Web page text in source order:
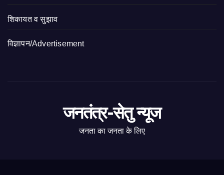
शिकायत व सुझाव
विज्ञापन/Advertisement
जनतंत्र-सेतु न्यूज
जनता का जनता के लिए